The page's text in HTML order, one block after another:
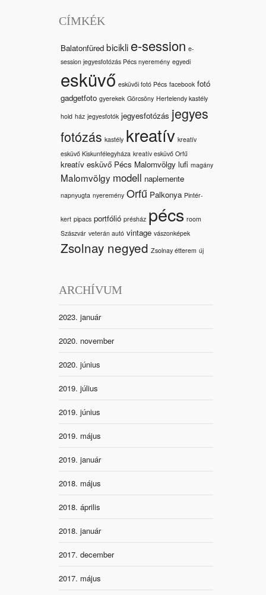
CÍMKÉK
Balatonfüred bicikli e-session e-
session jegyesfotózás Pécs nyeremény egyedi
esküvő esküvői fotó Pécs facebook fotó
gadgetfoto gyerekek Görcsöny Hertelendy kastély
hold ház jegyesfotók jegyesfotózás jegyes
fotózás kastély kreatív kreatív
esküvő Kiskunfélegyháza kreatív esküvő Orfű
kreatív esküvő Pécs Malomvölgy lufi magány
Malomvölgy modell naplemente
napnyugta nyeremény Orfű Palkonya Pintér-
kert pipacs portfólió présház pécs room
Szászvár veterán autó vintage vászonképek
Zsolnay negyed Zsolnay étterem új
ARCHÍVUM
2023. január
2020. november
2020. június
2019. július
2019. június
2019. május
2019. január
2018. május
2018. április
2018. január
2017. december
2017. május